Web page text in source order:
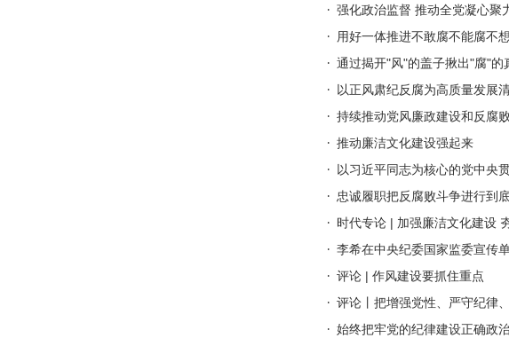
强化政治监督 推动全党凝心聚
用好一体推进不敢腐不能腐不
通过揭开"风"的盖子揪出"腐"的
以正风肃纪反腐为高质量发展
持续推动党风廉政建设和反腐
推动廉洁文化建设强起来
以习近平同志为核心的党中央
忠诚履职把反腐败斗争进行到
时代专论 | 加强廉洁文化建设
李希在中央纪委国家监委宣传
评论 | 作风建设要抓住重点
评论丨把增强党性、严守纪律
始终把牢党的纪律建设正确政